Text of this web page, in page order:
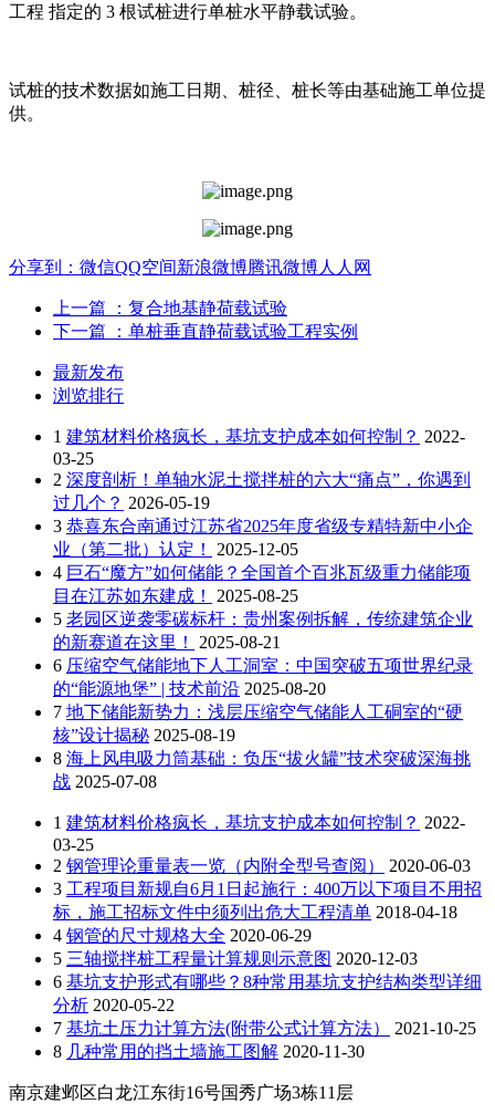
工程 指定的 3 根试桩进行单桩水平静载试验。
试桩的技术数据如施工日期、桩径、桩长等由基础施工单位提
供。
分享到： 微信QQ空间新浪微博腾讯微博人人网
上一篇
：复合地基静荷载试验
下一篇
：单桩垂直静荷载试验工程实例
最新发布
浏览排行
1 建筑材料价格疯长，基坑支护成本如何控制？ 2022-
03-25
2 深度剖析！单轴水泥土搅拌桩的六大“痛点”，你遇到
过几个？ 2026-05-19
3 恭喜东合南通过江苏省2025年度省级专精特新中小企
业（第二批）认定！
2025-12-05
4 巨石“魔方”如何储能？全国首个百兆瓦级重力储能项
目在江苏如东建成！
2025-08-25
5 老园区逆袭零碳标杆：贵州案例拆解，传统建筑企业
的新赛道在这里！
2025-08-21
6 压缩空气储能地下人工洞室：中国突破五项世界纪录
的“能源地堡” | 技术前沿 2025-08-20
7 地下储能新势力：浅层压缩空气储能人工硐室的“硬
核”设计揭秘 2025-08-19
8 海上风电吸力筒基础：负压“拔火罐”技术突破深海挑
战 2025-07-08
1 建筑材料价格疯长，基坑支护成本如何控制？ 2022-
03-25
2 钢管理论重量表一览（内附全型号查阅）
2020-06-03
3 工程项目新规自6月1日起施行：400万以下项目不用招
标，施工招标文件中须列出危大工程清单 2018-04-18
4 钢管的尺寸规格大全 2020-06-29
5 三轴搅拌桩工程量计算规则示意图 2020-12-03
6 基坑支护形式有哪些？8种常用基坑支护结构类型详细
分析 2020-05-22
7 基坑土压力计算方法(附带公式计算方法）
2021-10-25
8 几种常用的挡土墙施工图解 2020-11-30
南京建邺区白龙江东街16号国秀广场3栋11层